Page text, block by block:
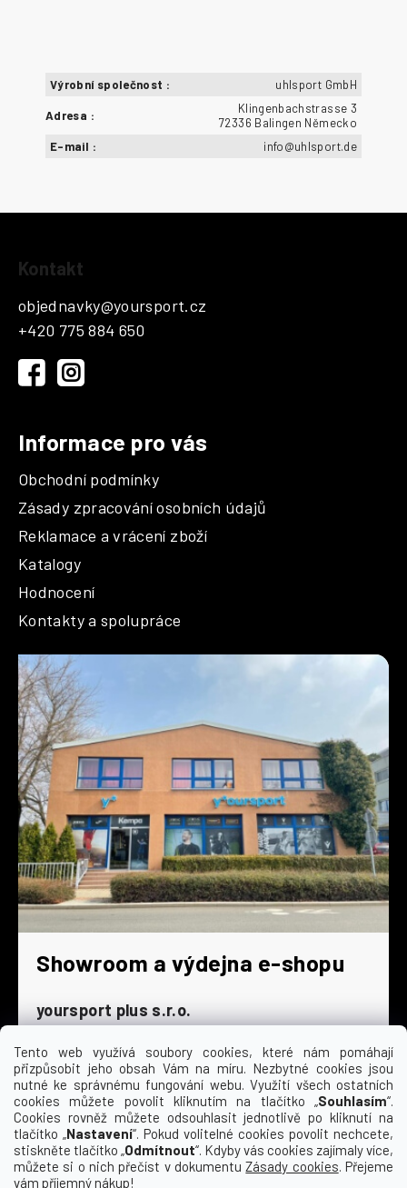
Tento web využívá soubory cookies, které nám pomáhají
přizpůsobit jeho obsah Vám na míru. Nezbytné cookies jsou
nutné ke správnému fungování webu. Využití všech ostatních
cookies můžete povolit kliknutím na tlačítko „Souhlasím“.
Cookies rovněž můžete odsouhlasit jednotlivě po kliknutí na
tlačítko „Nastavení“. Pokud volitelné cookies povolit nechcete,
stiskněte tlačítko „Odmítnout“. Kdyby vás cookies zajímaly více,
můžete si o nich přečíst v dokumentuZásady cookies. Přejeme
vám příjemný nákup!
Výrobní společnost : uhlsport GmbH
Adresa :
Klingenbachstrasse 3
72336 Balingen Německo
E-mail : info@uhlsport.de
Kontakt
objednavky@yoursport.cz
+420 775 884 650
Informace pro vás
Obchodní podmínky
Zásady zpracování osobních údajů
Reklamace a vrácení zboží
Katalogy
Hodnocení
Kontakty a spolupráce
Showroom a výdejna e-shopu
yoursport plus s.r.o.
Dyjská 845/4
196 00 Praha 9 - Čakovice
Po - Čt
9:00 - 16:30
Pá
9:00 - 15:30
So
zavřeno
Ne
zavřeno